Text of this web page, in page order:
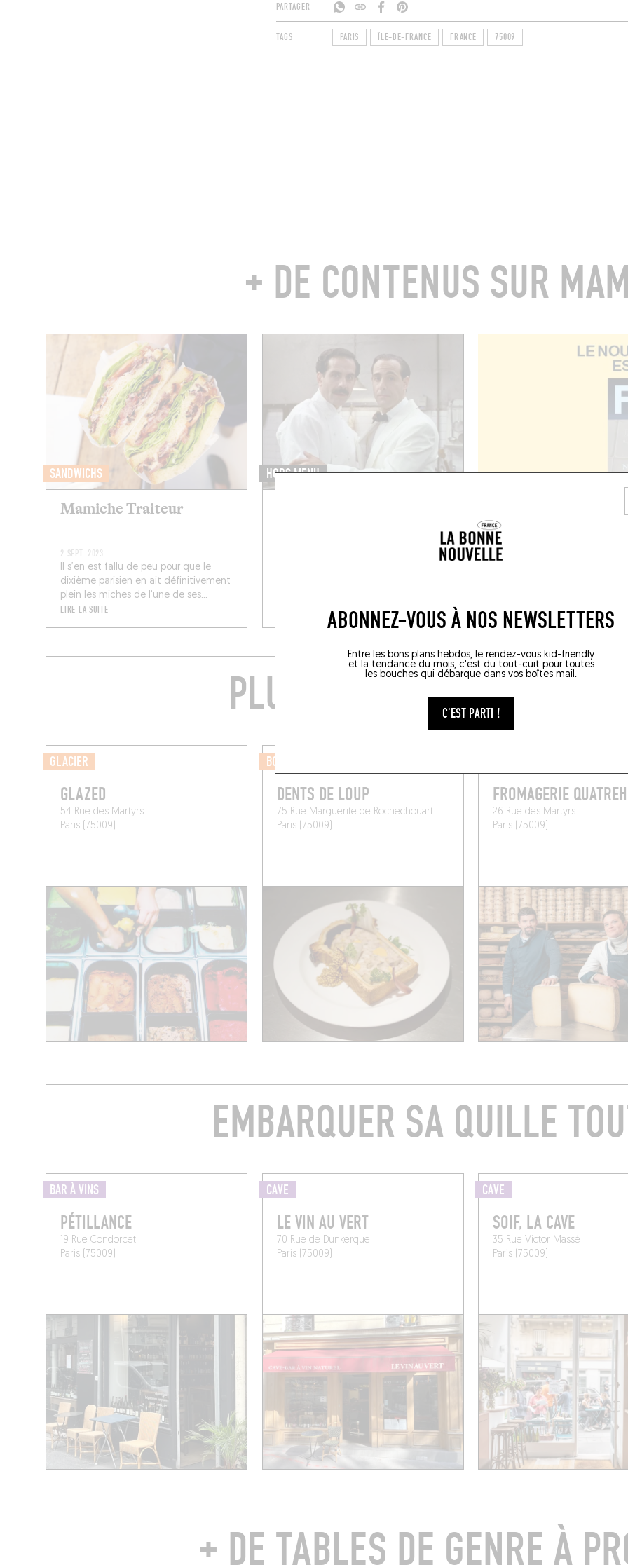
ABONNEZ-VOUS À NOS NEWSLETTERS
Entre les bons plans hebdos, le rendez-vous kid-friendly
et la tendance du mois, c'est du tout-cuit pour toutes
les bouches qui débarque dans vos boîtes mail.
C'EST PARTI !
PARTAGER
TAGS PARIS ÎLE-DE-FRANCE FRANCE 75009
+ DE CONTENUS SUR
SANDWICHS
Mamiche Traiteur
2 SEPT. 2023
Il s’en est fallu de peu pour que le
dixième parisien en ait définitivement
plein les miches de l’une de ses...
LIRE LA SUITE
HORS MENU
PLUS DE COMMERCES
GLACIER
GLAZED
54 Rue des Martyrs
Paris (75009)
BOUCHERIE
DENTS DE LOUP
75 Rue Marguerite de Rochechouart
Paris (75009)
FROMAGERIE
26 Rue des Martyrs
Paris (75009)
EMBARQUER SA QUILLE
BAR À VINS
PÉTILLANCE
19 Rue Condorcet
Paris (75009)
CAVE
LE VIN AU VERT
70 Rue de Dunkerque
Paris (75009)
CAVE
SOIF, LA CAVE
35 Rue Victor Massé
Paris (75009)
+ DE TABLES DE GENRE À